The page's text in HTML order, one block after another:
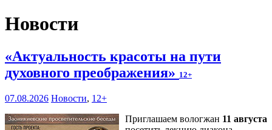
Новости
«Актуальность красоты на пути
духовного преображения» 12+
07.08.2026 Новости, 12+
Приглашаем вологжан 11 августа